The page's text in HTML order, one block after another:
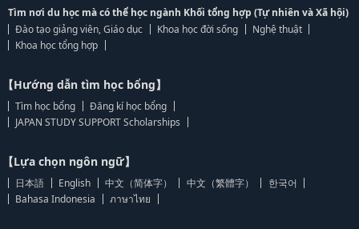
Tìm nơi du học mà có thể học ngành Khối tổng hợp (Tự nhiên và Xã hội)
Đào tạo giảng viên, Giáo dục
Khoa học đời sống
Nghệ thuật
Khoa học tổng hợp
【Hướng dẫn tìm học bổng】
Tìm học bổng
Đăng kí học bổng
JAPAN STUDY SUPPORT Scholarships
【Lựa chọn ngôn ngữ】
日本語 English 中文（简体字） 中文（繁體字）
한국어
Bahasa Indonesia
ภาษาไทย